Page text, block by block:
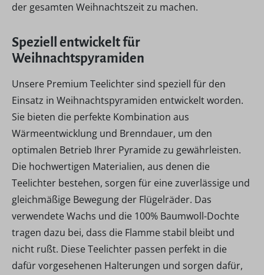
der gesamten Weihnachtszeit zu machen.
Speziell entwickelt für
Weihnachtspyramiden
Unsere Premium Teelichter sind speziell für den
Einsatz in Weihnachtspyramiden entwickelt worden.
Sie bieten die perfekte Kombination aus
Wärmeentwicklung und Brenndauer, um den
optimalen Betrieb Ihrer Pyramide zu gewährleisten.
Die hochwertigen Materialien, aus denen die
Teelichter bestehen, sorgen für eine zuverlässige und
gleichmäßige Bewegung der Flügelräder. Das
verwendete Wachs und die 100% Baumwoll-Dochte
tragen dazu bei, dass die Flamme stabil bleibt und
nicht rußt. Diese Teelichter passen perfekt in die
dafür vorgesehenen Halterungen und sorgen dafür,